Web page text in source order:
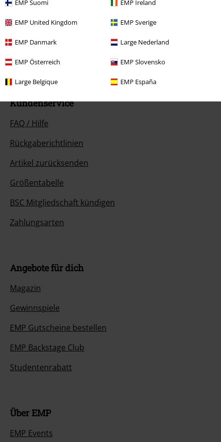
EMP Suomi EMP Ireland
EMP United Kingdom EMP Sverige
EMP Danmark Large Nederland
EMP Österreich EMP Slovensko
Large Belgique EMP España
Unser Kundenservice ist für dich da
Der Kundenservice ist am nächsten Tag wieder erreichbar von 08:00
Uhr bis 18:00 Uhr.
Kundenservice
FAQ / Hilfe
Rückgaberichtlinien
Artikel zurücksenden
Größentabelle
BSC Mitgliedschaft kündigen
Zahlungsarten
Angebote für dich
Magazin
Gewinnspiele
EMP Gutscheine bestellen
EMP Backstage Club
Studentenrabatt
Über EMP
EMP Events